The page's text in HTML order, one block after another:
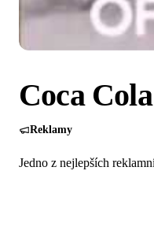
Coca
Reklamy
Jedno z nejlepších